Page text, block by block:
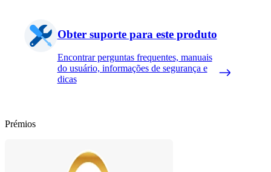
Obter suporte para este produto
Encontrar perguntas frequentes, manuais
do usuário, informações de segurança e
dicas
Prémios